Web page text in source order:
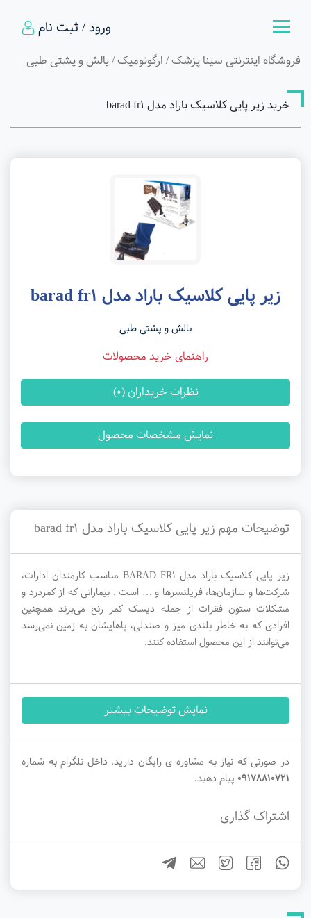
ورود / ثبت نام
فروشگاه اینترنتی سینا پزشک/ ارگونومیک/بالش و پشتی طبی
خرید زیر پایی کلاسیک باراد مدل barad fr1
زیر پایی کلاسیک باراد مدل barad fr1
بالش و پشتی طبی
راهنمای خرید محصولات
نظرات خریداران (0)
نمایش مشخصات محصول
توضیحات مهم زیر پایی کلاسیک باراد مدل barad fr1
زیر پایی کلاسیک باراد مدل BARAD FR1 مناسب کارمندان ادارات،
شرکت‌ها و سازمان‌ها، فریلنسرها و … است . بیمارانی که از کمردرد و
مشکلات ستون فقرات از جمله دیسک کمر رنج می‌برند همچنین
افرادی که به خاطر بلندی میز و صندلی، پاهایشان به زمین نمی‌رسد
می‌توانند از این محصول استفاده کنند.
نمایش توضیحات بیشتر
در صورتی که نیاز به مشاوره ی رایگان دارید، داخل تلگرام به شماره
09178810721 پیام دهید.
اشتراک گذاری